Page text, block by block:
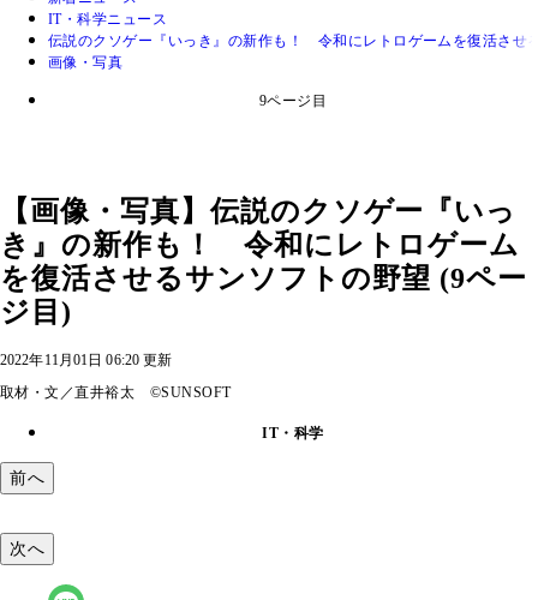
IT・科学ニュース
伝説のクソゲー『いっき』の新作も！ 令和にレトロゲームを復活させ
画像・写真
9ページ目
【画像・写真】伝説のクソゲー『いっ
き』の新作も！ 令和にレトロゲーム
を復活させるサンソフトの野望 (9ペー
ジ目)
2022年11月01日 06:20 更新
取材・文／直井裕太 ©SUNSOFT
IT・科学
前へ
次へ